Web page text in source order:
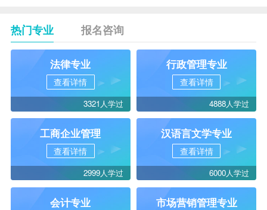
热门专业 报名咨询
法律专业
查看详情
3321人学过
行政管理专业
查看详情
4888人学过
工商企业管理
查看详情
2999人学过
汉语言文学专业
查看详情
6000人学过
会计专业 市场营销管理专业